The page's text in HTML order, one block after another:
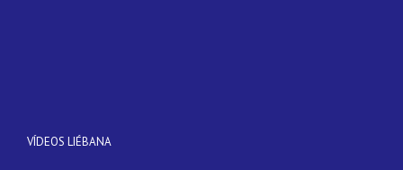
VÍDEOS LIÉBANA